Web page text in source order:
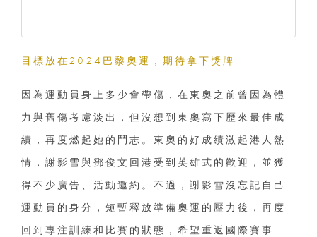
目標放在2024巴黎奧運，期待拿下獎牌
因為運動員身上多少會帶傷，在東奧之前曾因為體
力與舊傷考慮淡出，但沒想到東奧寫下歷來最佳成
績，再度燃起她的鬥志。東奧的好成績激起港人熱
情，謝影雪與鄧俊文回港受到英雄式的歡迎，並獲
得不少廣告、活動邀約。不過，謝影雪沒忘記自己
運動員的身分，短暫釋放準備奧運的壓力後，再度
回到專注訓練和比賽的狀態，希望重返國際賽事